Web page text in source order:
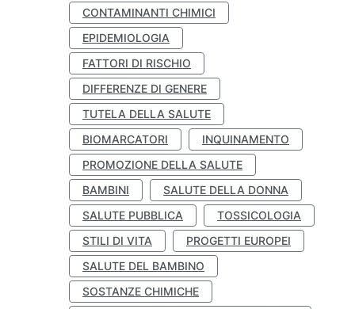
CONTAMINANTI CHIMICI
EPIDEMIOLOGIA
FATTORI DI RISCHIO
DIFFERENZE DI GENERE
TUTELA DELLA SALUTE
BIOMARCATORI
INQUINAMENTO
PROMOZIONE DELLA SALUTE
BAMBINI
SALUTE DELLA DONNA
SALUTE PUBBLICA
TOSSICOLOGIA
STILI DI VITA
PROGETTI EUROPEI
SALUTE DEL BAMBINO
SOSTANZE CHIMICHE